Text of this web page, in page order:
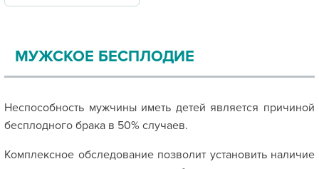
ПРАВОВАЯ ИНФОРМАЦИЯ
МУЖСКОЕ БЕСПЛОДИЕ
Неспособность мужчины иметь детей является причиной
бесплодного брака в 50% случаев.
Комплексное обследование позволит установить наличие